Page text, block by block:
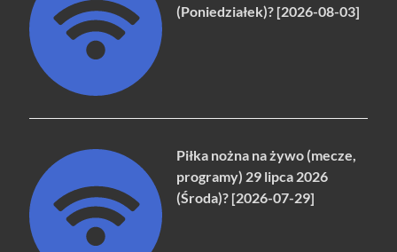
(Poniedziałek)? [2026-08-03]
Piłka nożna na żywo (mecze,
programy) 29 lipca 2026
(Środa)? [2026-07-29]